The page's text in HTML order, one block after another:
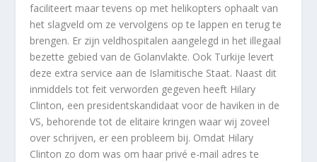
faciliteert maar tevens op met helikopters ophaalt van
het slagveld om ze vervolgens op te lappen en terug te
brengen. Er zijn veldhospitalen aangelegd in het illegaal
bezette gebied van de Golanvlakte. Ook Turkije levert
deze extra service aan de Islamitische Staat. Naast dit
inmiddels tot feit verworden gegeven heeft Hilary
Clinton, een presidentskandidaat voor de haviken in de
VS, behorende tot de elitaire kringen waar wij zoveel
over schrijven, er een probleem bij. Omdat Hilary
Clinton zo dom was om haar privé e-mail adres te